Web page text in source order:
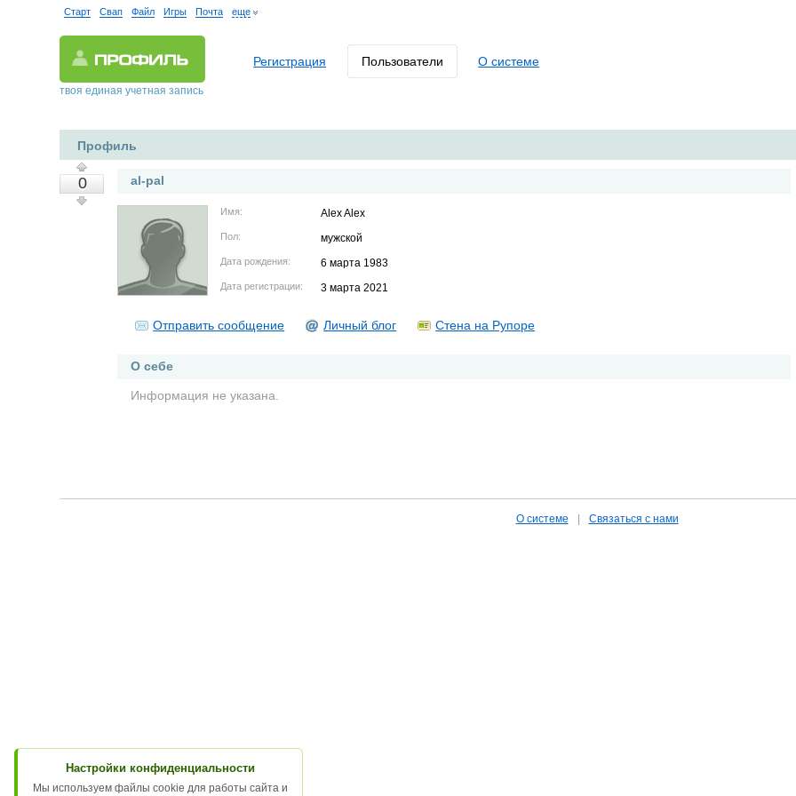
Старт Свап Файл Игры Почта еще
твоя единая учетная запись
Регистрация Пользователи О системе
Профиль
0 al-pal
Имя: Alex Alex
Пол: мужской
Дата рождения: 6 марта 1983
Дата регистрации: 3 марта 2021
Отправить сообщение Личный блог Стена на Рупоре
О себе
Информация не указана.
О системе Связаться с нами
Настройки конфиденциальности
Мы используем файлы cookie для работы сайта и